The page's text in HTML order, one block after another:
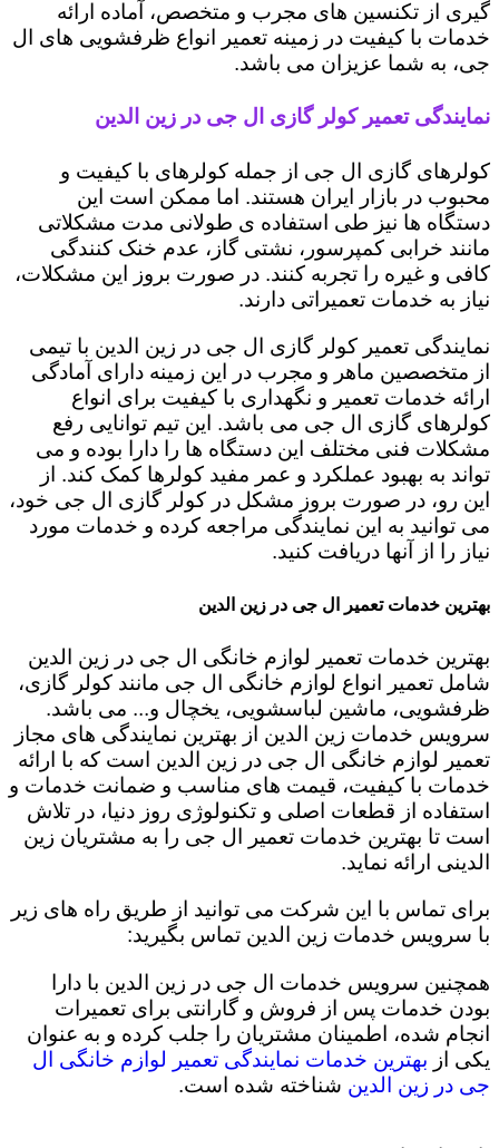
گیری از تکنسین های مجرب و متخصص، آماده ارائه
خدمات با کیفیت در زمینه تعمیر انواع ظرفشویی های ال
جی، به شما عزیزان می باشد.
نمایندگی تعمیر کولر گازی ال جی در زین الدین
کولرهای گازی ال جی از جمله کولرهای با کیفیت و
محبوب در بازار ایران هستند. اما ممکن است این
دستگاه ها نیز طی استفاده ی طولانی مدت مشکلاتی
مانند خرابی کمپرسور، نشتی گاز، عدم خنک کنندگی
کافی و غیره را تجربه کنند. در صورت بروز این مشکلات،
نیاز به خدمات تعمیراتی دارند.
نمایندگی تعمیر کولر گازی ال جی در زین الدین با تیمی
از متخصصین ماهر و مجرب در این زمینه دارای آمادگی
ارائه خدمات تعمیر و نگهداری با کیفیت برای انواع
کولرهای گازی ال جی می باشد. این تیم توانایی رفع
مشکلات فنی مختلف این دستگاه ها را دارا بوده و می
تواند به بهبود عملکرد و عمر مفید کولرها کمک کند. از
این رو، در صورت بروز مشکل در کولر گازی ال جی خود،
می توانید به این نمایندگی مراجعه کرده و خدمات مورد
نیاز را از آنها دریافت کنید.
بهترین خدمات تعمیر ال جی در زین الدین
بهترین خدمات تعمیر لوازم خانگی ال جی در زین الدین
شامل تعمیر انواع لوازم خانگی ال جی مانند کولر گازی،
ظرفشویی، ماشین لباسشویی، یخچال و... می باشد.
سرویس خدمات زین الدین از بهترین نمایندگی های مجاز
تعمیر لوازم خانگی ال جی در زین الدین است که با ارائه
خدمات با کیفیت، قیمت های مناسب و ضمانت خدمات و
استفاده از قطعات اصلی و تکنولوژی روز دنیا، در تلاش
است تا بهترین خدمات تعمیر ال جی را به مشتریان زین
الدینی ارائه نماید.
برای تماس با این شرکت می توانید از طریق راه های زیر
با سرویس خدمات زین الدین تماس بگیرید:
همچنین سرویس خدمات ال جی در زین الدین با دارا
بودن خدمات پس از فروش و گارانتی برای تعمیرات
انجام شده، اطمینان مشتریان را جلب کرده و به عنوان
یکی از بهترین خدمات نمایندگی تعمیر لوازم خانگی ال
جی در زین الدین شناخته شده است.